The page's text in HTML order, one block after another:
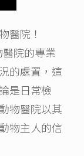
醫院！
院的專業
的處置，這
是日常檢
物醫院以其
物主人的信